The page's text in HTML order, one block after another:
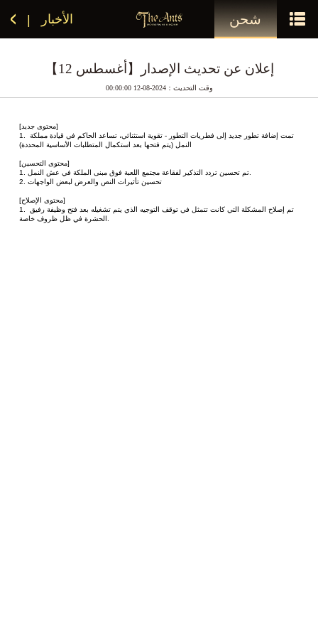
شحن الأخبار
【12 أغسطس】إعلان عن تحديث الإصدار
وقت التحديث：2024-08-12 00:00:00
[محتوى جديد]
1. تمت إضافة تطور جديد إلى فطريات التطور - تقوية استثنائي، تساعد الحاكم في قيادة مملكة
النمل (يتم فتحها بعد استكمال المتطلبات الأساسية المحددة)
[محتوى التحسين]
1. تم تحسين تردد التذكير لفقاعة مجتمع اللعبة فوق مبنى الملكة في عش النمل.
2. تحسين تأثيرات النص والعرض لبعض الواجهات
[محتوى الإصلاح]
1. تم إصلاح المشكلة التي كانت تتمثل في توقف التوجيه الذي يتم تشغيله بعد فتح وظيفة رفيق
الحشرة في ظل ظروف خاصة.